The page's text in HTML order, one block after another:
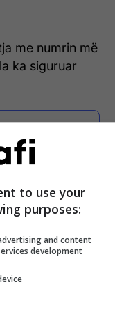
me numrin më
ka siguruar
votuara nga
pak i votuar
numrin më
to use your
purposes:
and content
development